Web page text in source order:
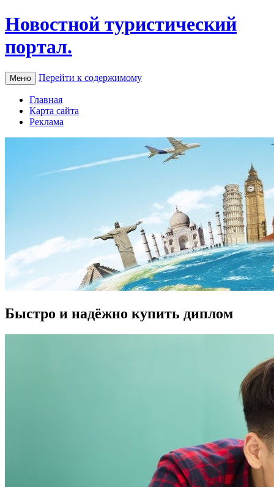
Новостной туристический
портал.
Меню Перейти к содержимому
Главная
Карта сайта
Реклама
Быстро и надёжно купить диплом